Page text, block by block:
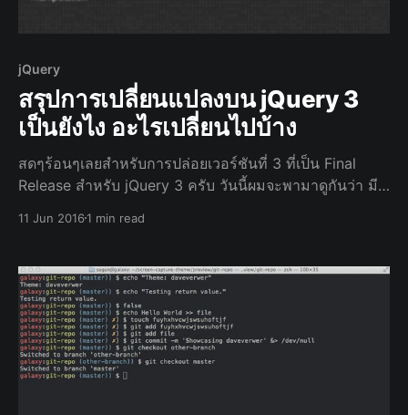
jQuery
สรุปการเปลี่ยนแปลงบน jQuery 3
เป็นยังไง อะไรเปลี่ยนไปบ้าง
สดๆร้อนๆเลยสำหรับการปล่อยเวอร์ชันที่ 3 ที่เป็น Final
Release สำหรับ jQuery 3 ครับ วันนี้ผมจะพามาดูกันว่า มี
ที่ง่ายขึ้น ของชาว Developer อย่างเราๆ ไปดูกันเลยครับ
11 Jun 20161 min read